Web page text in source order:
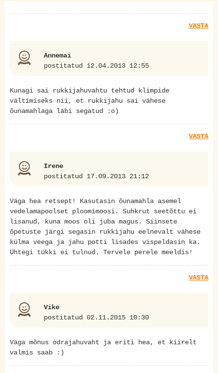
VASTA
Annemai
postitatud 12.04.2013 12:55
Kunagi sai rukkijahuvahtu tehtud klimpide
vältimiseks nii, et rukkijahu sai vähese
õunamahlaga läbi segatud :o)
VASTA
Irene
postitatud 17.09.2013 21:12
Väga hea retsept! Kasutasin õunamahla asemel
vedelamapoolset ploomimoosi. Suhkrut seetõttu ei
lisanud, kuna moos oli juba magus. Siinsete
õpetuste järgi segasin rukkijahu eelnevalt vähese
külma veega ja jahu potti lisades vispeldasin ka.
Ühtegi tükki ei tulnud. Tervele perele meeldis!
VASTA
Vike
postitatud 02.11.2015 10:30
Väga mõnus odrajahuvaht ja eriti hea, et kiirelt
valmis saab :)